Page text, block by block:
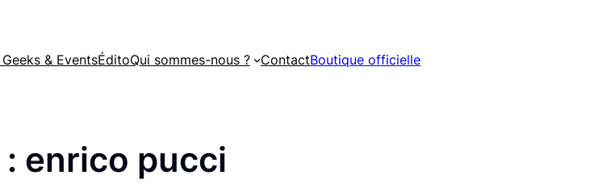
& EventsÉditoQui sommes-nous ? ContactBoutique officielle
enrico pucci